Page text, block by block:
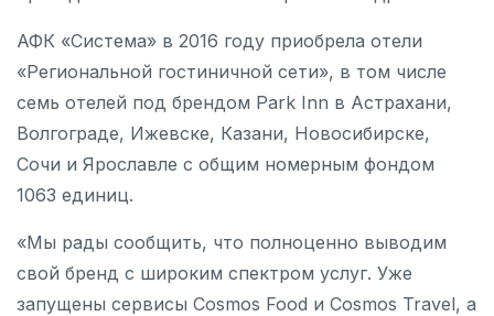
АФК «Система» в 2016 году приобрела отели
«Региональной гостиничной сети», в том числе
семь отелей под брендом Park Inn в Астрахани,
Волгограде, Ижевске, Казани, Новосибирске,
Сочи и Ярославле с общим номерным фондом
1063 единиц.
«Мы рады сообщить, что полноценно выводим
свой бренд с широким спектром услуг. Уже
запущены сервисы Cosmos Food и Cosmos Travel, а